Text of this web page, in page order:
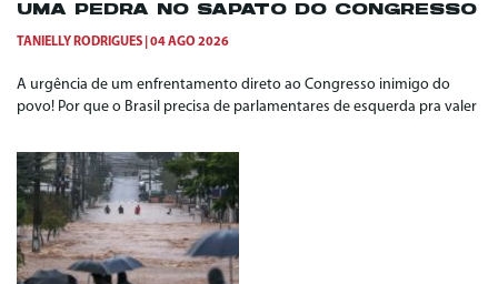
UMA PEDRA NO SAPATO DO CONGRESSO
TANIELLY RODRIGUES 04 AGO 2026
A urgência de um enfrentamento direto ao Congresso inimigo do
povo! Por que o Brasil precisa de parlamentares de esquerda pra valer